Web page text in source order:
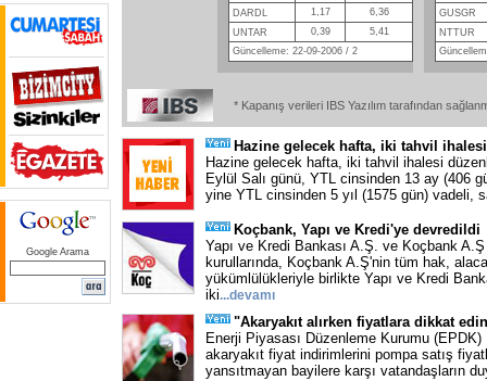
Google Arama
DARDL
1,17
6,36
UNTAR
0,39
5,41
Güncelleme: 22-09-2006 / 2
GUSGR
NTTUR
* Kapanış verileri IBS Yazılım tarafından
Hazine gelecek hafta, iki tahvil
Hazine gelecek hafta, iki tahvil ihalesi
Eylül Salı günü, YTL cinsinden 13 ay (406
yine YTL cinsinden 5 yıl (1575 gün) vadeli,
Koçbank, Yapı ve Kredi'ye devredildi
Yapı ve Kredi Bankası A.Ş. ve Koçbank
kurullarında, Koçbank A.Ş'nin tüm hak,
yükümlülükleriyle birlikte Yapı ve Kredi
iki...devamı
"Akaryakıt alırken fiyatlara dikkat
Enerji Piyasası Düzenleme Kurumu (EPDK)
akaryakıt fiyat indirimlerini pompa satış
yansıtmayan bayilere karşı vatandaşların